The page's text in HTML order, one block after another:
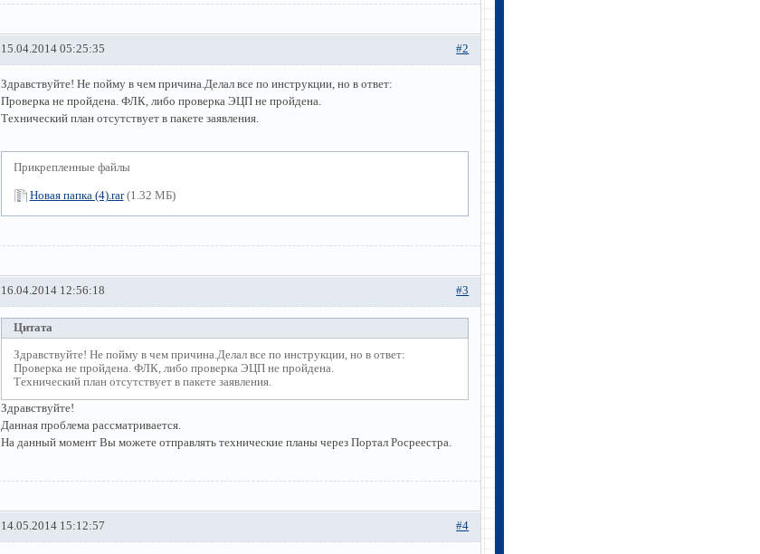
#2
15.04.2014 05:25:35
Здравствуйте! Не пойму в чем причина.Делал все по инструкции, но в ответ:
Проверка не пройдена. ФЛК, либо проверка ЭЦП не пройдена.
Технический план отсутствует в пакете заявления.
Прикрепленные файлы
Новая папка (4).rar (1.32 МБ)
#3
16.04.2014 12:56:18
Цитата
Здравствуйте! Не пойму в чем причина.Делал все по инструкции, но в ответ:
Проверка не пройдена. ФЛК, либо проверка ЭЦП не пройдена.
Технический план отсутствует в пакете заявления.
Здравствуйте!
Данная проблема рассматривается.
На данный момент Вы можете отправлять технические планы через Портал Росреестра.
#4
14.05.2014 15:12:57